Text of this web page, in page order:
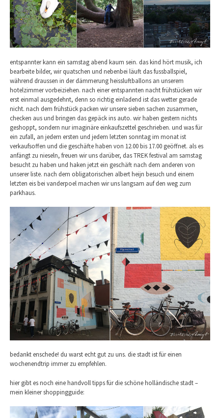
entspannter kann ein samstag abend kaum sein. das kind hört musik, ich
bearbeite bilder, wir quatschen und nebenbei läuft das fussballspiel,
während draussen in der dämmerung heissluftballons an unserem
hotelzimmer vorbeiziehen. nach einer entspannten nacht frühstücken wir
erst einmal ausgedehnt, denn so richtig einladend ist das wetter gerade
nicht. nach dem frühstück packen wir unsere sieben sachen zusammen,
checken aus und bringen das gepäck ins auto. wir haben gestern nichts
geshoppt, sondern nur imaginäre einkaufszettel geschrieben. und was für
ein zufall, an jedem ersten und jedem letzten sonntag im monat ist
verkaufsoffen und die geschäfte haben von 12.00 bis 17.00 geöffnet. als es
anfängt zu nieseln, freuen wir uns darüber, das TREK festival am samstag
besucht zu haben und haken jetzt ein geschäft nach dem anderen von
unserer liste. nach dem obligatorischen albert heijn besuch und einem
letzten eis bei vanderpoel machen wir uns langsam auf den weg zum
parkhaus.
bedankt enschede! du warst echt gut zu uns. die stadt ist für einen
wochenendtrip immer zu empfehlen.
hier gibt es noch eine handvoll tipps für die schöne holländische stadt –
mein kleiner shoppingguide: